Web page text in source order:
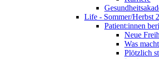
Life - Sommer/Herbst
Patient:innen
Neue
Was
Plötzlich